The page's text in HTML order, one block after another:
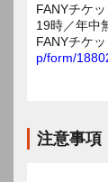
FANYチケ
19時／年中
FANYチケ
p/form/
注意事項